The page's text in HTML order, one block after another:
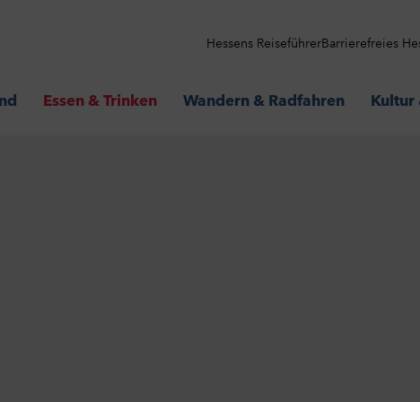
Hessens ReiseführerBarrierefreies
Essen & Trinken Wandern & Radfahren Kultur